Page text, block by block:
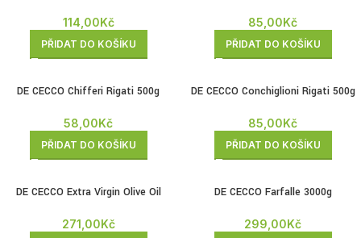
114,00Kč
PŘIDAT DO KOŠÍKU
85,00Kč
PŘIDAT DO KOŠÍKU
DE CECCO Chifferi Rigati 500g
58,00Kč
PŘIDAT DO KOŠÍKU
DE CECCO Conchiglioni Rigati 500g
85,00Kč
PŘIDAT DO KOŠÍKU
DE CECCO Extra Virgin Olive Oil
271,00Kč
DE CECCO Farfalle 3000g
299,00Kč